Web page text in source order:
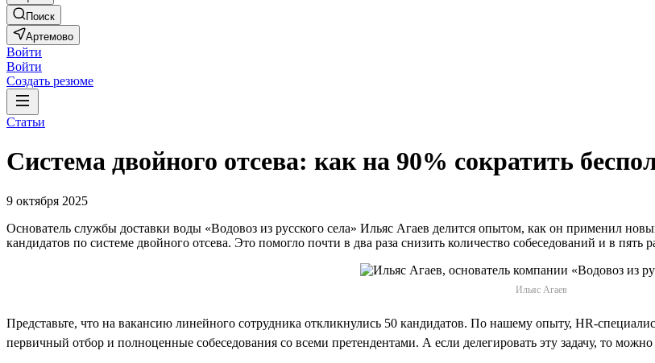
Поиск
Артемово
Войти
Войти
Создать резюме
Статьи
Система двойного отсева: как на 90% сократить
9 октября 2025
Основатель службы доставки воды «Водовоз из русского села» Ильяс Агаев делится опытом, как он применил
кандидатов по системе двойного отсева. Это помогло почти в два раза снизить количество собеседований и в пять
Ильяс Агаев
Представьте, что на вакансию линейного сотрудника откликнулись 50 кандидатов. По нашему опыту, HR-
первичный отбор и полноценные собеседования со всеми претендентами. А если делегировать эту задачу, то можно